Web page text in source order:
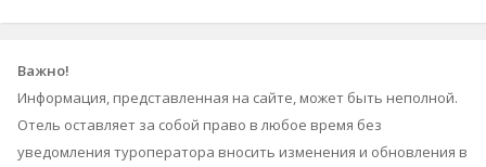
Важно!
Информация, представленная на сайте, может быть неполной.
Отель оставляет за собой право в любое время без
уведомления туроператора вносить изменения и обновления в